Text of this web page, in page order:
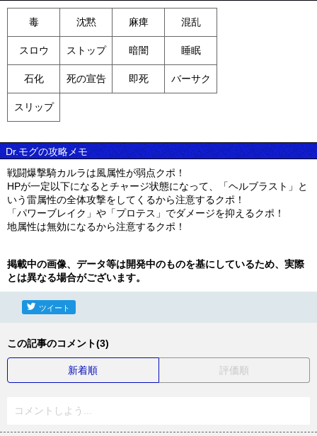
毒 沈黙 麻痺 混乱
スロウ ストップ 暗闇 睡眠
石化 死の宣告 即死 バーサク
スリップ
Dr.モグの攻略メモ
戦闘爆撃騎カルラは風属性が弱点クポ！
HPが一定以下になるとチャージ状態になって、「ヘルブラスト」と
いう雷属性の全体攻撃をしてくるから注意するクポ！
「パワーブレイク」や「プロテス」でダメージを抑えるクポ！
地属性は無効になるから注意するクポ！
掲載中の画像、データ等は開発中のものを基にしているため、実際
とは異なる場合がございます。
ツイート
この記事のコメント(3)
新着順 評価順
コメントしよう...